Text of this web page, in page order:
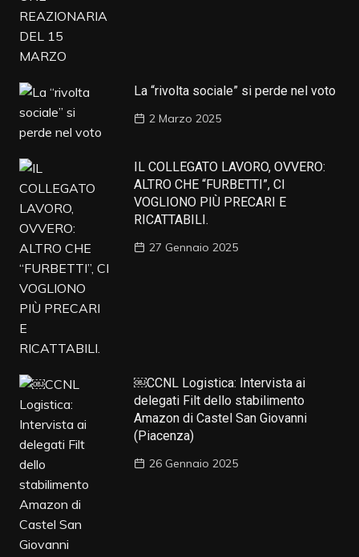
La “rivolta sociale” si perde nel voto
2 Marzo 2025
IL COLLEGATO LAVORO, OVVERO:
ALTRO CHE “FURBETTI”, CI
VOGLIONO PIÙ PRECARI E
RICATTABILI.
27 Gennaio 2025
￼CCNL Logistica: Intervista ai
delegati Filt dello stabilimento
Amazon di Castel San Giovanni
(Piacenza)
26 Gennaio 2025